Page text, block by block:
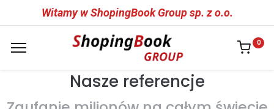
Witamy w ShopingBook Group sp. z o.o.
0
Nasze referencje